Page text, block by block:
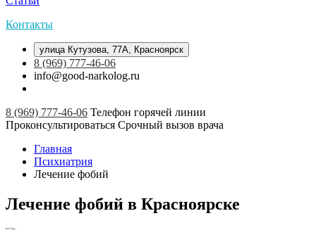
Контакты
улица Кутузова, 77А, Красноярск
8 (969) 777-46-06
info@good-narkolog.ru
8 (969) 777-46-06 Телефон горячей линии
Проконсультироваться Срочный вызов врача
Главная
Психиатрия
Лечение фобий
Лечение фобий в Красноярске